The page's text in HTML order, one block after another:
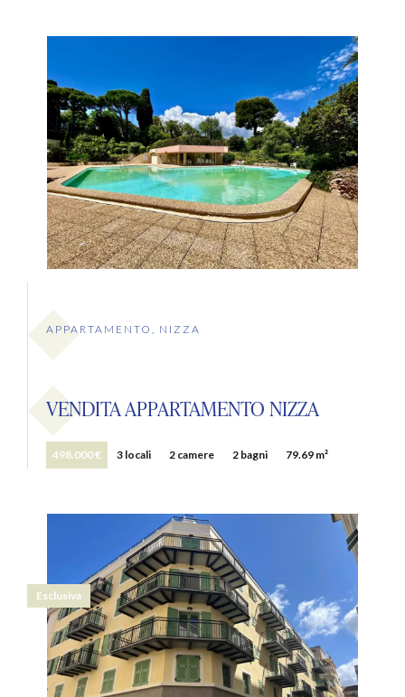
APPARTAMENTO, NIZZA
VENDITA APPARTAMENTO NIZZA
498.000 € 3 locali 2 camere 2 bagni 79.69 m²
Esclusiva